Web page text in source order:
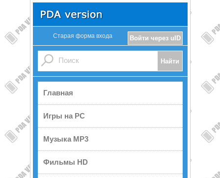
Войти через uID
Старая форма входа
Главная
Игры на PC
Музыка MP3
Фильмы HD